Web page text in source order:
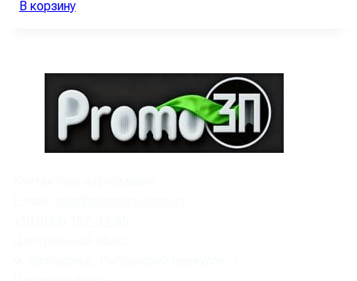
В корзину